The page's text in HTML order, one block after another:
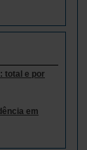
total e por
em